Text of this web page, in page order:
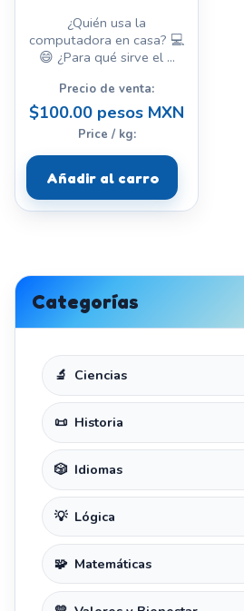
Categorías
Ciencias
Historia
Idiomas
Lógica
Matemáticas
¿Quién usa la
computadora en casa? 💻
😄 ¿Para qué sirve el ...
Precio de venta:
$100.00 pesos MXN
Price / kg:
Añadir al carro